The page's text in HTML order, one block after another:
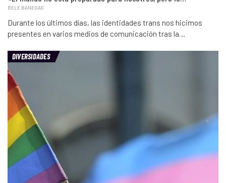
BELE BANEGAS
Durante los últimos días, las identidades trans nos hicimos
presentes en varios medios de comunicación tras la…
DIVERSIDADES